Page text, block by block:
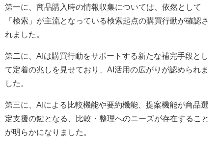
第一に、商品購入時の情報収集については、依然として
「検索」が主流となっている検索起点の購買行動が確認さ
れました。
第二に、AIは購買行動をサポートする新たな補完手段とし
て定着の兆しを見せており、AI活用の広がりが認められま
した。
第三に、AIによる比較機能や要約機能、提案機能が商品選
定支援の鍵となる、比較・整理へのニーズが存在すること
が明らかになりました。